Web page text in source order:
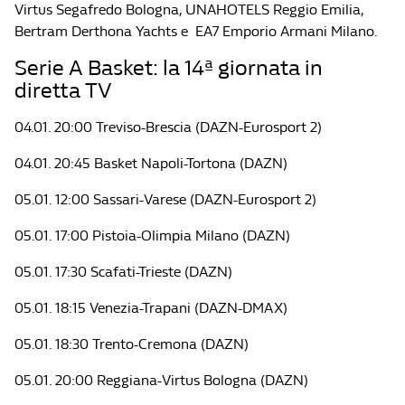
Virtus Segafredo Bologna, UNAHOTELS Reggio Emilia,
Bertram Derthona Yachts e EA7 Emporio Armani Milano.
Serie A Basket: la 14ª giornata in
diretta TV
04.01. 20:00 Treviso-Brescia (DAZN-Eurosport 2)
04.01. 20:45 Basket Napoli-Tortona (DAZN)
05.01. 12:00 Sassari-Varese (DAZN-Eurosport 2)
05.01. 17:00 Pistoia-Olimpia Milano (DAZN)
05.01. 17:30 Scafati-Trieste (DAZN)
05.01. 18:15 Venezia-Trapani (DAZN-DMAX)
05.01. 18:30 Trento-Cremona (DAZN)
05.01. 20:00 Reggiana-Virtus Bologna (DAZN)